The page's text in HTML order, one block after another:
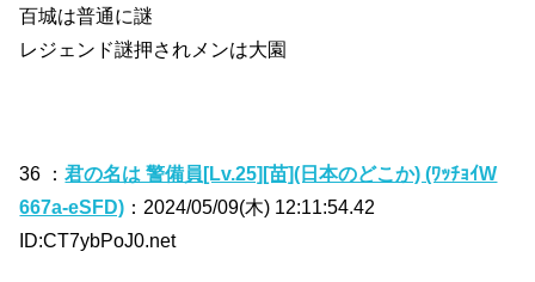
百城は普通に謎
レジェンド謎押されメンは大園
36 ：君の名は 警備員[Lv.25][苗](日本のどこか) (ﾜｯﾁｮｲW
667a-eSFD) ：2024/05/09(木) 12:11:54.42
ID:CT7ybPoJ0.net